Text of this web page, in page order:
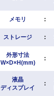
メモリ ：
ストレージ ：
外形寸法
W×D×H(mm)
：
液晶
ディスプレイ
：